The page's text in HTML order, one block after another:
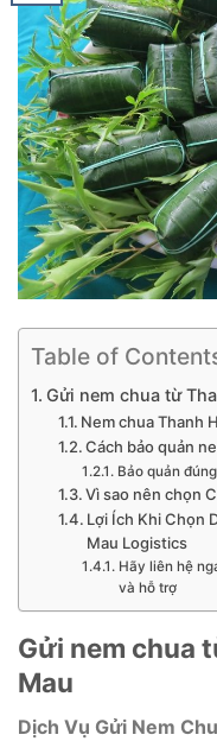
Table of
Gửi nem chua từ
Nem chua Thanh
Cách bảo quản
Bảo quản
Vì sao nên chọn
Lợi Ích Khi Chọn
Mau Logistics
Hãy liên hệ
và hỗ trợ
Gửi nem chua
Mau
Dịch Vụ Gửi Nem